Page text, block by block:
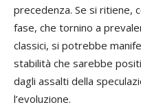
precedenza. Se si ritiene,
fase, che tornino a
classici, si potrebbe
stabilità che sarebbe
dagli assalti della
l’evoluzione.